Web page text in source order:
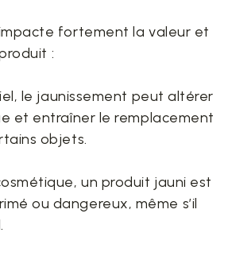
fortement la valeur et
:
le jaunissement peut altérer
et entraîner le remplacement
objets.
un produit jauni est
ou dangereux, même s’il